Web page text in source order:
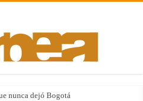
nunca dejó Bogotá